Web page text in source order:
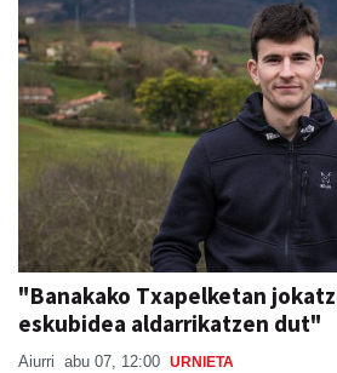
"Banakako Txapelketan
eskubidea aldarrikatzen dut"
Aiurri abu 07, 12:00 URNIETA